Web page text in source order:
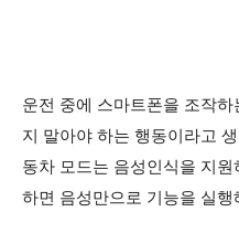
운전 중에 스마트폰을 조작
지 말아야 하는 행동이라고
동차 모드는 음성인식을 지
하면 음성만으로 기능을 실